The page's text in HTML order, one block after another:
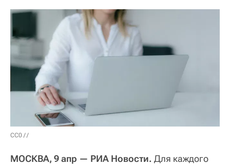
CC0 / /
МОСКВА, 9 апр — РИА Новости. Для каждого